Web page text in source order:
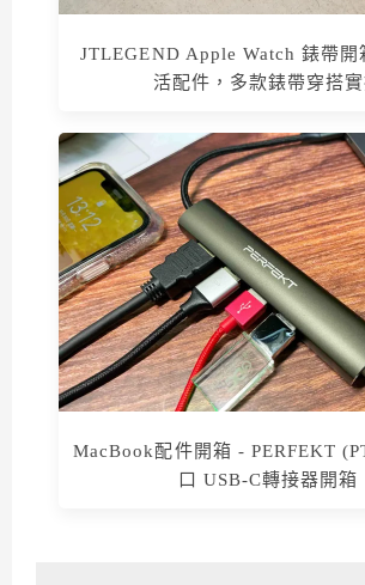
JTLEGEND Apple Watch 錶帶開
活配件，多款錶帶穿搭實
MacBook配件開箱 - PERFEKT
口 USB-C轉接器開箱